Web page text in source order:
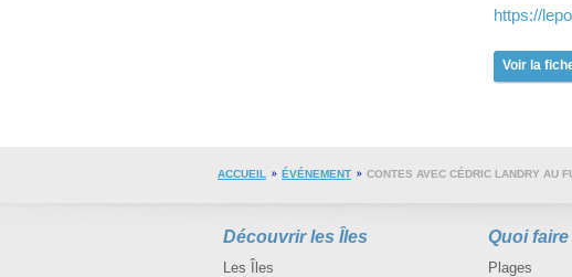
https://
Voir la
ACCUEIL ÉVÉNEMENT CONTES AVEC CÉDRIC LANDRY AU
Découvrir les Îles
Les Îles
Quoi faire
Plages